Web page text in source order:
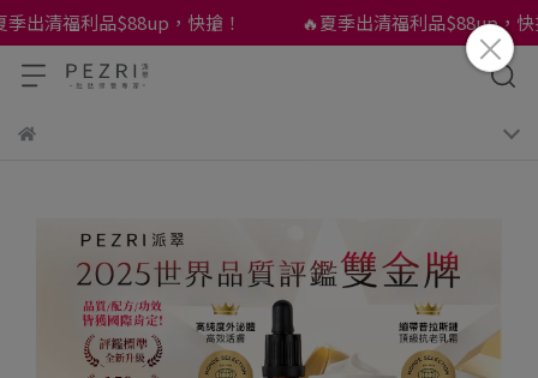
出清福利品$88up，快搶！ 🔥夏季出清福利品$88up，快